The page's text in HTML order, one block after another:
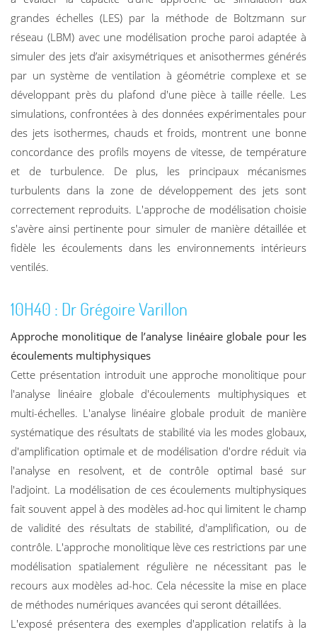
grandes échelles (LES) par la méthode de Boltzmann sur
réseau (LBM) avec une modélisation proche paroi adaptée à
simuler des jets d’air axisymétriques et anisothermes générés
par un système de ventilation à géométrie complexe et se
développant près du plafond d'une pièce à taille réelle. Les
simulations, confrontées à des données expérimentales pour
des jets isothermes, chauds et froids, montrent une bonne
concordance des profils moyens de vitesse, de température
et de turbulence. De plus, les principaux mécanismes
turbulents dans la zone de développement des jets sont
correctement reproduits. L'approche de modélisation choisie
s'avère ainsi pertinente pour simuler de manière détaillée et
fidèle les écoulements dans les environnements intérieurs
ventilés.
10H40 : Dr Grégoire Varillon
Approche monolitique de l’analyse linéaire globale pour les
écoulements multiphysiques
Cette présentation introduit une approche monolitique pour
l'analyse linéaire globale d'écoulements multiphysiques et
multi-échelles. L'analyse linéaire globale produit de manière
systématique des résultats de stabilité via les modes globaux,
d'amplification optimale et de modélisation d'ordre réduit via
l'analyse en resolvent, et de contrôle optimal basé sur
l'adjoint. La modélisation de ces écoulements multiphysiques
fait souvent appel à des modèles ad-hoc qui limitent le champ
de validité des résultats de stabilité, d'amplification, ou de
contrôle. L'approche monolitique lève ces restrictions par une
modélisation spatialement régulière ne nécessitant pas le
recours aux modèles ad-hoc. Cela nécessite la mise en place
de méthodes numériques avancées qui seront détaillées.
L'exposé présentera des exemples d'application relatifs à la